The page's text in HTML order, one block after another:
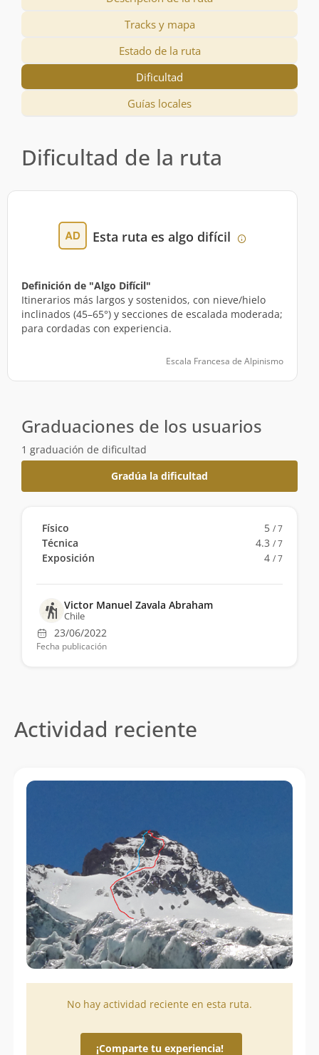
Tracks y mapa
Estado de la ruta
Dificultad
Guías locales
Dificultad de la ruta
Esta ruta es algo difícil
Definición de "Algo Difícil"
Itinerarios más largos y sostenidos, con nieve/hielo
inclinados (45–65°) y secciones de escalada moderada;
para cordadas con experiencia.
Escala Francesa de Alpinismo
Graduaciones de los usuarios
1 graduación de dificultad
Gradúa la dificultad
Físico 5 / 7
Técnica 4.3 / 7
Exposición 4 / 7
Victor Manuel Zavala Abraham
Chile
23/06/2022
Fecha publicación
Actividad reciente
No hay actividad reciente en esta ruta.
¡Comparte tu experiencia!